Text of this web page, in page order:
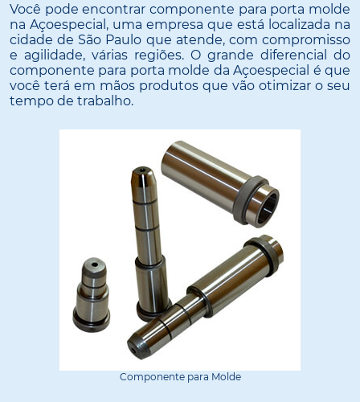
Você pode encontrar componente para porta molde
na Açoespecial, uma empresa que está localizada na
cidade de São Paulo que atende, com compromisso
e agilidade, várias regiões. O grande diferencial do
componente para porta molde da Açoespecial é que
você terá em mãos produtos que vão otimizar o seu
tempo de trabalho.
Componente para Molde